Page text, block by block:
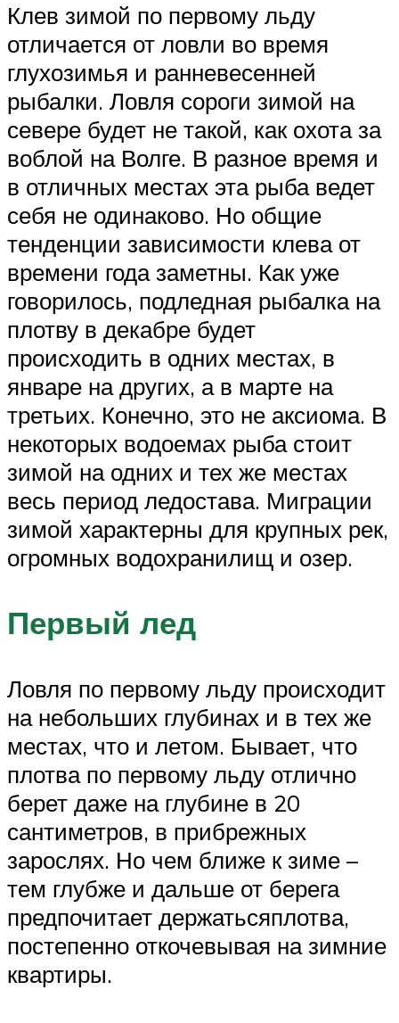
Клев зимой по первому льду
отличается от ловли во время
глухозимья и ранневесенней
рыбалки. Ловля сороги зимой на
севере будет не такой, как охота за
воблой на Волге. В разное время и
в отличных местах эта рыба ведет
себя не одинаково. Но общие
тенденции зависимости клева от
времени года заметны. Как уже
говорилось, подледная рыбалка на
плотву в декабре будет
происходить в одних местах, в
январе на других, а в марте на
третьих. Конечно, это не аксиома. В
некоторых водоемах рыба стоит
зимой на одних и тех же местах
весь период ледостава. Миграции
зимой характерны для крупных рек,
огромных водохранилищ и озер.
Первый лед
Ловля по первому льду происходит
на небольших глубинах и в тех же
местах, что и летом. Бывает, что
плотва по первому льду отлично
берет даже на глубине в 20
сантиметров, в прибрежных
зарослях. Но чем ближе к зиме –
тем глубже и дальше от берега
предпочитает держатьсяплотва,
постепенно откочевывая на зимние
квартиры.